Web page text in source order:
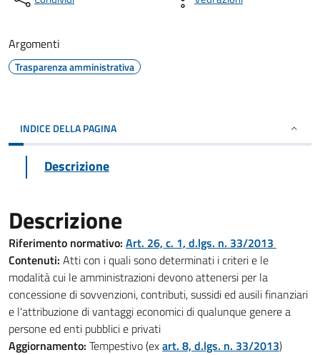
Argomenti
Trasparenza amministrativa
INDICE DELLA PAGINA
Descrizione
Descrizione
Riferimento normativo: Art. 26, c. 1, d.lgs. n. 33/2013
Contenuti: Atti con i quali sono determinati i criteri e le
modalità cui le amministrazioni devono attenersi per la
concessione di sovvenzioni, contributi, sussidi ed ausili finanziari
e l'attribuzione di vantaggi economici di qualunque genere a
persone ed enti pubblici e privati
Aggiornamento: Tempestivo (exart. 8, d.lgs. n. 33/2013)